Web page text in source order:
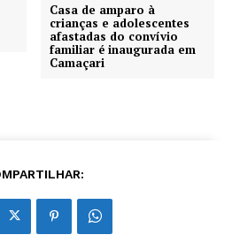
Casa de amparo à
crianças e adolescentes
afastadas do convívio
familiar é inaugurada em
Camaçari